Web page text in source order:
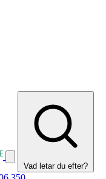
Vad letar du efter?